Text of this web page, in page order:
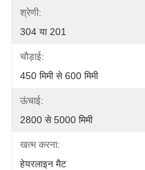
श्रेणी:
304 या 201
चौड़ाई:
450 मिमी से 600 मिमी
ऊंचाई:
2800 से 5000 मिमी
खत्म करना:
हेयरलाइन मैट